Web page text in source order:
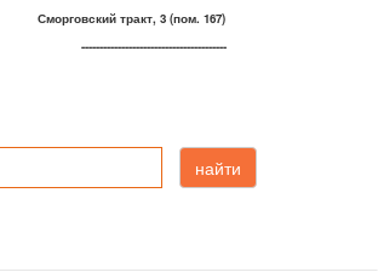
Сморговский тракт, 3 (пом. 167)
----------------------------------------
найти